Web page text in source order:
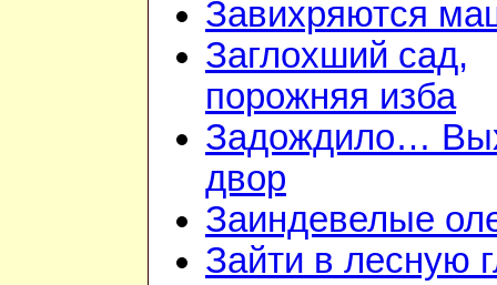
Завихряются
Заглохший сад,
порожняя изба
Задождило…
двор
Заиндевелые
Зайти в лесную